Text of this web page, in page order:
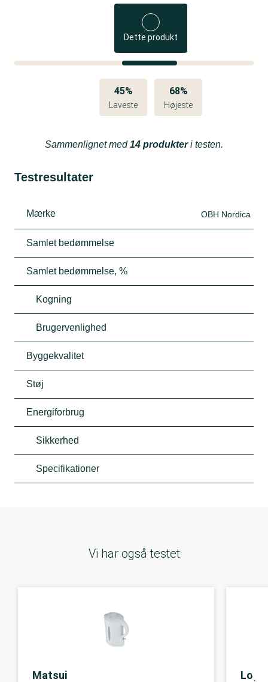
Dette produkt
45%
Laveste
68%
Højeste
Sammenlignet med14 produkteri testen.
Testresultater
Mærke OBH Nordica
Samlet bedømmelse
Samlet bedømmelse, %
Kogning
Brugervenlighed
Byggekvalitet
Støj
Energiforbrug
Sikkerhed
Specifikationer
Vi har også testet
Matsui Logik